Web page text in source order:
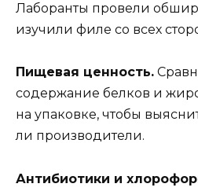
Лаборанты провели
изучили филе со всех
Пищевая ценность.
содержание белков и
на упаковке, чтобы
ли производители.
Антибиотики и